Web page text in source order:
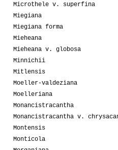
Microthele v. superfina
Miegiana
Miegiana forma
Mieheana
Mieheana v. globosa
Minnichii
Mitlensis
Moeller-valdeziana
Moelleriana
Monancistracantha
Monancistracantha v.
Montensis
Monticola